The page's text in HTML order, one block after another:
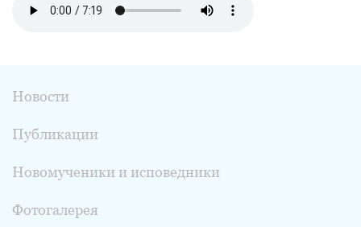
Новости
Публикации
Новомученики и исповедники
Фотогалерея